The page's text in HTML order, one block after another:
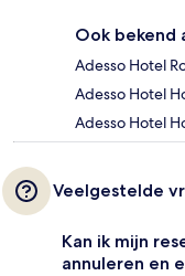
Ook bekend
Adesso Hotel
Adesso Hotel
Adesso Hotel
Veelgestelde
Kan ik mijn
annuleren en